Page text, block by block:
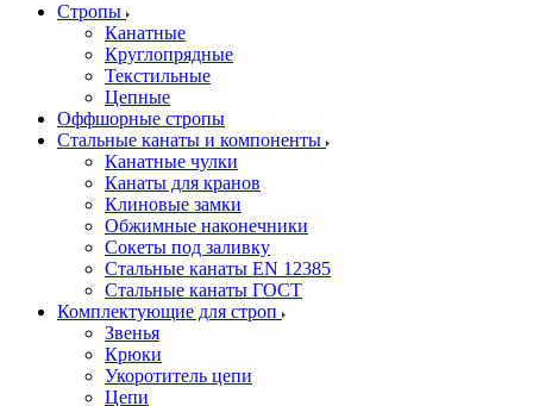
Стропы
Канатные
Круглопрядные
Текстильные
Цепные
Оффшорные стропы
Стальные канаты и компоненты
Канатные чулки
Канаты для кранов
Клиновые замки
Обжимные наконечники
Сокеты под заливку
Стальные канаты EN 12385
Стальные канаты ГОСТ
Комплектующие для строп
Звенья
Крюки
Укоротитель цепи
Цепи